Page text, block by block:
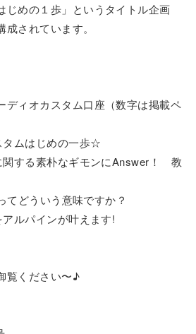
じめの１歩」というタイトル企画
されています。
ディオカスタム口座（数字は掲載ペ
ムはじめの一歩☆
関する素朴なギモンにAnswer！ 教
てどういう意味ですか？
ルパインが叶えます!
覧ください〜♪